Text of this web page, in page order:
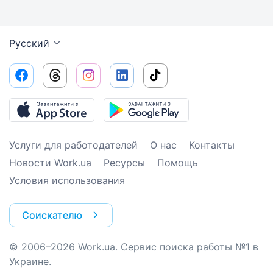
Русский
Услуги для работодателей О нас
Контакты
Новости Work.ua
Ресурсы
Помощь
Условия использования
Соискателю
© 2006–2026 Work.ua. Сервис поиска работы №1 в
Украине.